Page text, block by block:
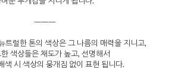
ㅡㅡㅡ
트럴한 톤의 색상은 그 나름의 매력을 지니고,
색상들은 채도가 높고, 선명해서
색 시 색상의 뭉개짐 없이 표현 됩니다.